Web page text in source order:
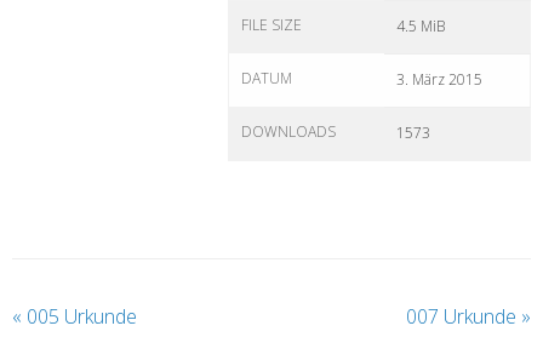
FILE SIZE 4.5 MiB
DATUM 3. März 2015
DOWNLOADS 1573
« 005 Urkunde 007 Urkunde »